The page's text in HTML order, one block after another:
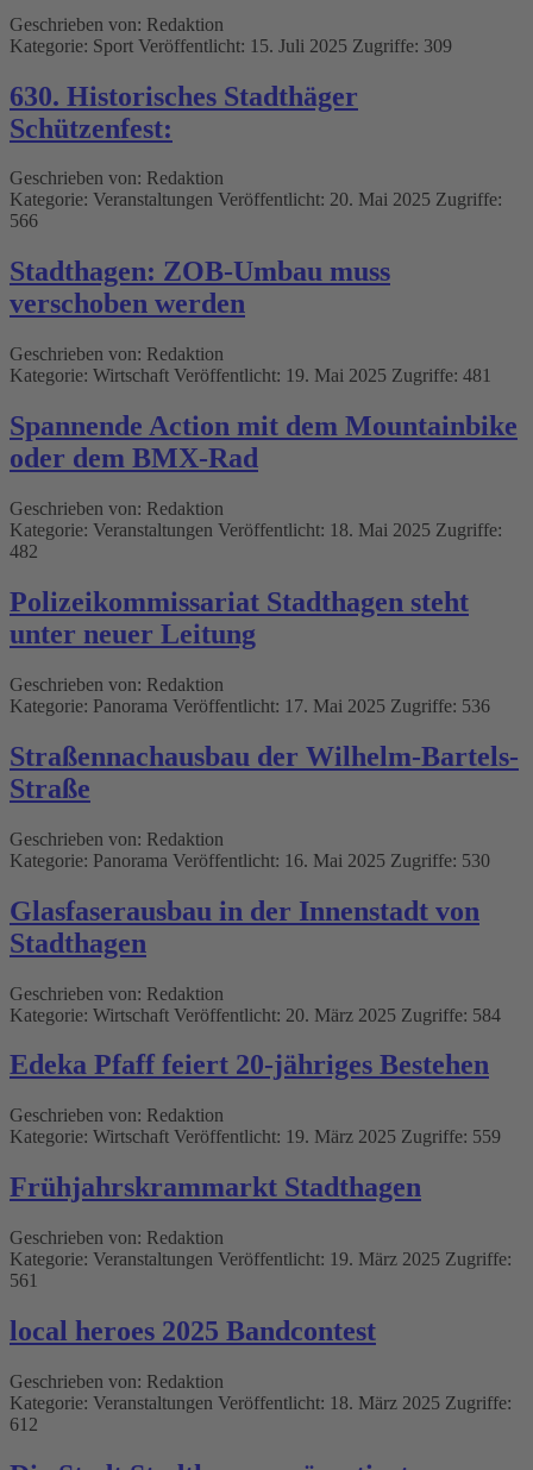
Geschrieben von: Redaktion
Kategorie: Sport Veröffentlicht: 15. Juli 2025 Zugriffe: 309
630. Historisches Stadthäger
Schützenfest:
Geschrieben von: Redaktion
Kategorie: Veranstaltungen Veröffentlicht: 20. Mai 2025 Zugriffe:
566
Stadthagen: ZOB-Umbau muss
verschoben werden
Geschrieben von: Redaktion
Kategorie: Wirtschaft Veröffentlicht: 19. Mai 2025 Zugriffe: 481
Spannende Action mit dem Mountainbike
oder dem BMX-Rad
Geschrieben von: Redaktion
Kategorie: Veranstaltungen Veröffentlicht: 18. Mai 2025 Zugriffe:
482
Polizeikommissariat Stadthagen steht
unter neuer Leitung
Geschrieben von: Redaktion
Kategorie: Panorama Veröffentlicht: 17. Mai 2025 Zugriffe: 536
Straßennachausbau der Wilhelm-Bartels-
Straße
Geschrieben von: Redaktion
Kategorie: Panorama Veröffentlicht: 16. Mai 2025 Zugriffe: 530
Glasfaserausbau in der Innenstadt von
Stadthagen
Geschrieben von: Redaktion
Kategorie: Wirtschaft Veröffentlicht: 20. März 2025 Zugriffe: 584
Edeka Pfaff feiert 20-jähriges Bestehen
Geschrieben von: Redaktion
Kategorie: Wirtschaft Veröffentlicht: 19. März 2025 Zugriffe: 559
Frühjahrskrammarkt Stadthagen
Geschrieben von: Redaktion
Kategorie: Veranstaltungen Veröffentlicht: 19. März 2025 Zugriffe:
561
local heroes 2025 Bandcontest
Geschrieben von: Redaktion
Kategorie: Veranstaltungen Veröffentlicht: 18. März 2025 Zugriffe:
612